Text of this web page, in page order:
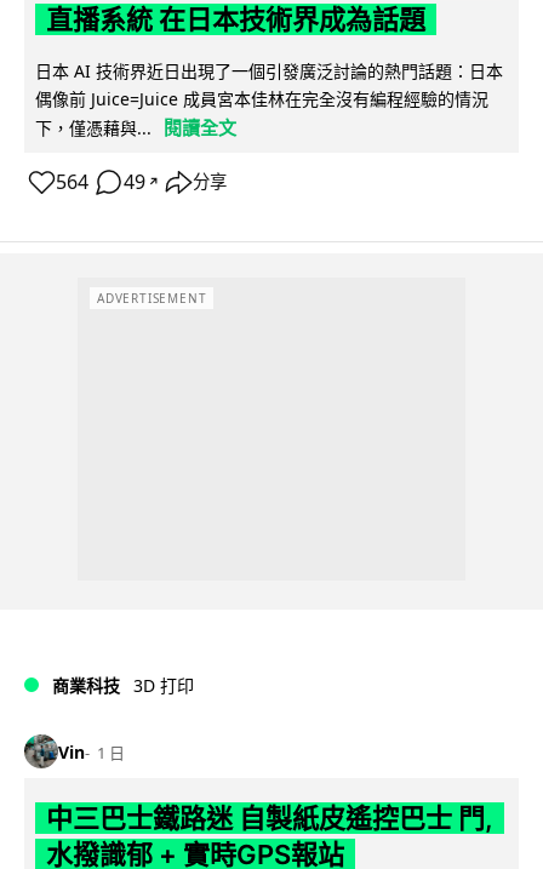
直播系統 在日本技術界成為話題
日本 AI 技術界近日出現了一個引發廣泛討論的熱門話題：日本
偶像前 Juice=Juice 成員宮本佳林在完全沒有編程經驗的情況
下，僅憑藉與...
閱讀全文
564 49 ↗ 分享
ADVERTISEMENT
商業科技 3D 打印
Vin 1 日
中三巴士鐵路迷 自製紙皮遙控巴士 門,
水撥識郁 + 實時GPS報站